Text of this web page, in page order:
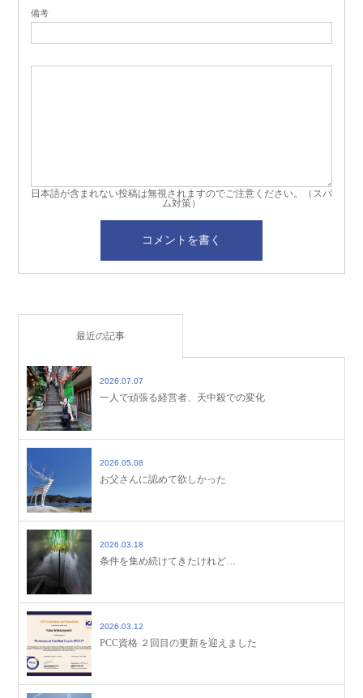
備考
日本語が含まれない投稿は無視されますのでご注意ください。（スパ
ム対策）
最近の記事
2026.07.07
一人で頑張る経営者、天中殺での変化
2026.05.08
お父さんに認めて欲しかった
2026.03.18
条件を集め続けてきたけれど…
2026.03.12
PCC資格 ２回目の更新を迎えました